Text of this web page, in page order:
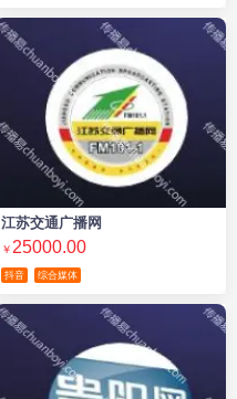
江苏交通广播网
￥ 25000.00
抖音 综合媒体